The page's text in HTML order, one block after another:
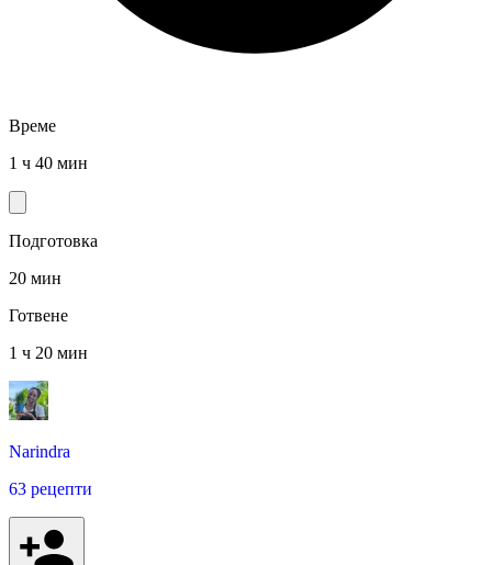
Време
1 ч 40 мин
Подготовка
20 мин
Готвене
1 ч 20 мин
Narindra
63 рецепти